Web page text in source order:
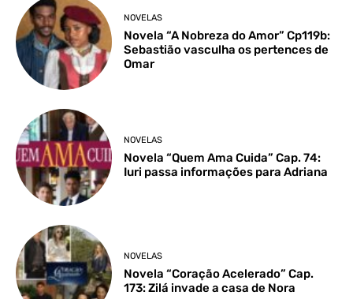
NOVELAS
Novela “A Nobreza do Amor” Cp119b:
Sebastião vasculha os pertences de
Omar
NOVELAS
Novela “Quem Ama Cuida” Cap. 74:
Iuri passa informações para Adriana
NOVELAS
Novela “Coração Acelerado” Cap.
173: Zilá invade a casa de Nora